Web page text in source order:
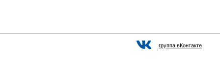
группа вКонтакте